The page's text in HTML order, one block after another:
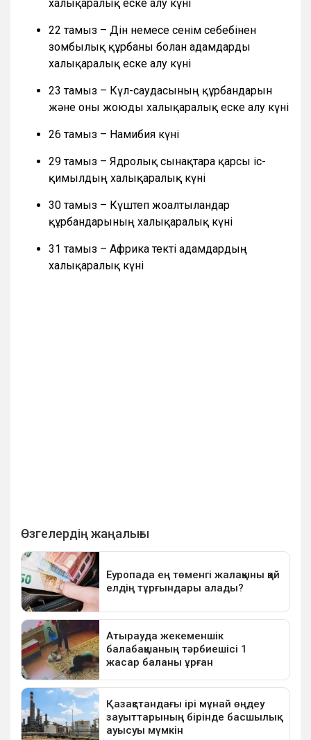
халықаралық еске алу күні
22 тамыз – Дін немесе сенім себебінен
зомбылық құрбаны болған адамдарды
халықаралық еске алу күні
23 тамыз – Күл-саудасының құрбандарын
және оны жоюды халықаралық еске алу күні
26 тамыз – Намибия күні
29 тамыз – Ядролық сынақтарға қарсы іс-
қимылдың халықаралық күні
30 тамыз – Күштеп жоғалтылғандар
құрбандарының халықаралық күні
31 тамыз – Африка текті адамдардың
халықаралық күні